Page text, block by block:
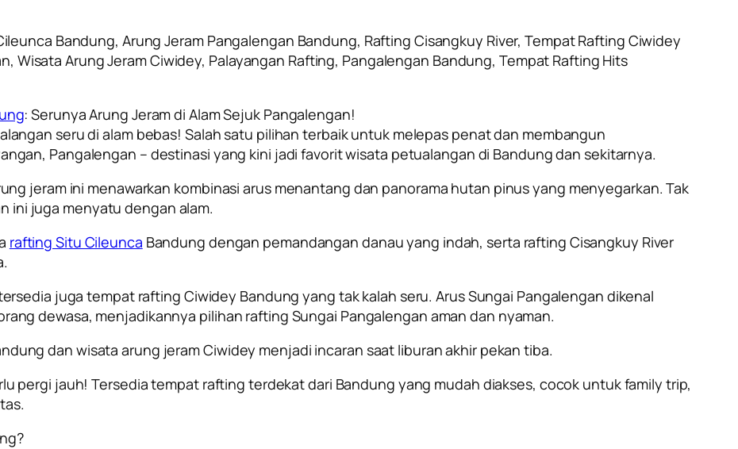
Bandung, Arung Jeram Pangalengan Bandung, Rafting Cisangkuy River, Tempat Rafting Ciwidey
Wisata Arung Jeram Ciwidey, Palayangan Rafting, Pangalengan Bandung, Tempat Rafting Hits
: Serunya Arung Jeram di Alam Sejuk Pangalengan!
seru di alam bebas! Salah satu pilihan terbaik untuk melepas penat dan membangun
Pangalengan – destinasi yang kini jadi favorit wisata petualangan di Bandung dan sekitarnya.
jeram ini menawarkan kombinasi arus menantang dan panorama hutan pinus yang menyegarkan. Tak
ini juga menyatu dengan alam.
rafting Situ Cileunca Bandung dengan pemandangan danau yang indah, serta rafting Cisangkuy River
juga tempat rafting Ciwidey Bandung yang tak kalah seru. Arus Sungai Pangalengan dikenal
dewasa, menjadikannya pilihan rafting Sungai Pangalengan aman dan nyaman.
dan wisata arung jeram Ciwidey menjadi incaran saat liburan akhir pekan tiba.
pergi jauh! Tersedia tempat rafting terdekat dari Bandung yang mudah diakses, cocok untuk family trip,